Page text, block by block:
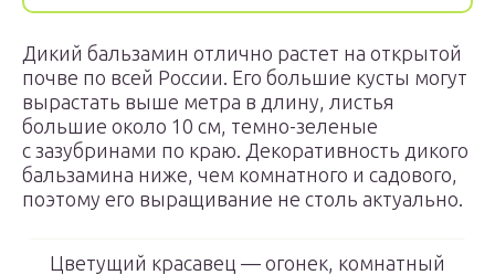
Дикий бальзамин отлично растет на открытой
почве по всей России. Его большие кусты могут
вырастать выше метра в длину, листья
большие около 10 см, темно-зеленые
с зазубринами по краю. Декоративность дикого
бальзамина ниже, чем комнатного и садового,
поэтому его выращивание не столь актуально.
Цветущий красавец — огонек, комнатный